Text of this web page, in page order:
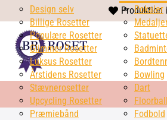
heart
solid
Produktion
Design selv
Billige Rosetter
Populære Rosetter
Glimmer Rosetter
Luksus Rosetter
Årstidens Rosetter
Stævnerosetter
Upcycling Rosetter
Præmiebånd
Pokaler
Bowling
Dart
Floorball
Fodbold